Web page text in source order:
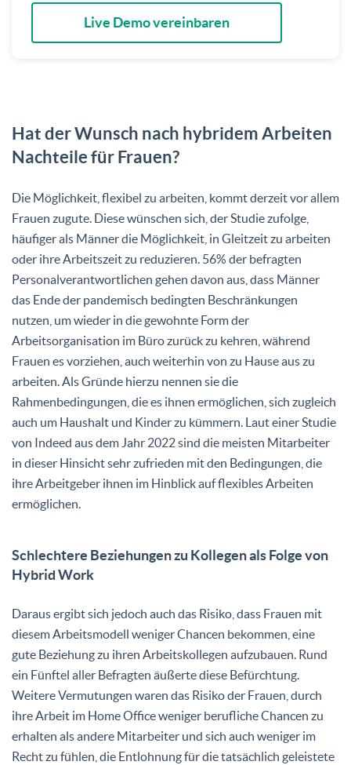
Live Demo vereinbaren
Hat der Wunsch nach hybridem Arbeiten
Nachteile für Frauen?
Die Möglichkeit, flexibel zu arbeiten, kommt derzeit vor allem
Frauen zugute. Diese wünschen sich, der Studie zufolge,
häufiger als Männer die Möglichkeit, in Gleitzeit zu arbeiten
oder ihre Arbeitszeit zu reduzieren. 56% der befragten
Personalverantwortlichen gehen davon aus, dass Männer
das Ende der pandemisch bedingten Beschränkungen
nutzen, um wieder in die gewohnte Form der
Arbeitsorganisation im Büro zurück zu kehren, während
Frauen es vorziehen, auch weiterhin von zu Hause aus zu
arbeiten. Als Gründe hierzu nennen sie die
Rahmenbedingungen, die es ihnen ermöglichen, sich zugleich
auch um Haushalt und Kinder zu kümmern. Laut einer Studie
von Indeed aus dem Jahr 2022 sind die meisten Mitarbeiter
in dieser Hinsicht sehr zufrieden mit den Bedingungen, die
ihre Arbeitgeber ihnen im Hinblick auf flexibles Arbeiten
ermöglichen.
Schlechtere Beziehungen zu Kollegen als Folge von
Hybrid Work
Daraus ergibt sich jedoch auch das Risiko, dass Frauen mit
diesem Arbeitsmodell weniger Chancen bekommen, eine
gute Beziehung zu ihren Arbeitskollegen aufzubauen. Rund
ein Fünftel aller Befragten äußerte diese Befürchtung.
Weitere Vermutungen waren das Risiko der Frauen, durch
ihre Arbeit im Home Office weniger berufliche Chancen zu
erhalten als andere Mitarbeiter und sich auch weniger im
Recht zu fühlen, die Entlohnung für die tatsächlich geleistete